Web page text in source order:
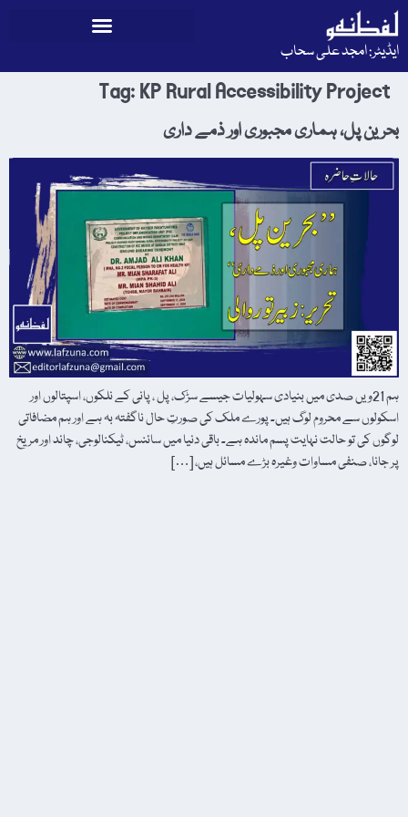
ایڈیٹر: امجد علی سحاب
Tag:KP Rural Accessibility Project
بحرین پل، ہماری مجبوری اور ذمے داری
ہم 21ویں صدی میں بنیادی سہولیات جیسے سڑک، پل ، پانی کے نلکوں، اسپتالوں اور
اسکولوں سے محروم لوگ ہیں۔ پورے ملک کی صورتِ حال ناگفتہ بہ ہے اور ہم مضافاتی
لوگوں کی تو حالت نہایت پسم ماندہ ہے۔ باقی دنیا میں سائنس، ٹیکنالوجی، چاند اور مریخ
پر جانا، صنفی مساوات وغیرہ بڑے مسائل ہیں، […]